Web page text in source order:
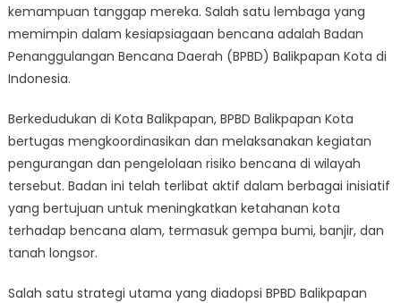
kemampuan tanggap mereka. Salah satu lembaga yang
memimpin dalam kesiapsiagaan bencana adalah Badan
Penanggulangan Bencana Daerah (BPBD) Balikpapan Kota di
Indonesia.
Berkedudukan di Kota Balikpapan, BPBD Balikpapan Kota
bertugas mengkoordinasikan dan melaksanakan kegiatan
pengurangan dan pengelolaan risiko bencana di wilayah
tersebut. Badan ini telah terlibat aktif dalam berbagai inisiatif
yang bertujuan untuk meningkatkan ketahanan kota
terhadap bencana alam, termasuk gempa bumi, banjir, dan
tanah longsor.
Salah satu strategi utama yang diadopsi BPBD Balikpapan